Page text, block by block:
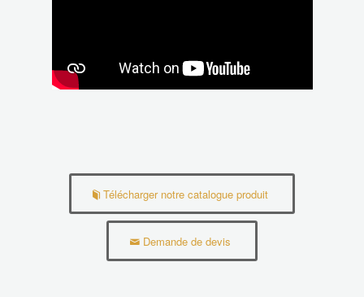
Télécharger notre catalogue produit
Demande de devis